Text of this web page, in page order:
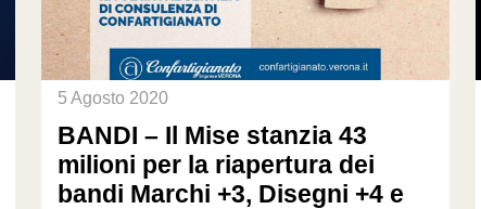
5 Agosto 2020
BANDI – Il Mise stanzia 43
milioni per la riapertura dei
bandi Marchi +3, Disegni +4 e